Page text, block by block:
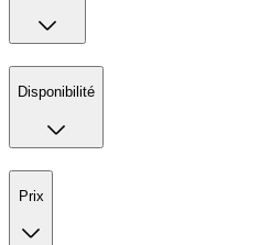
Disponibilité
Prix